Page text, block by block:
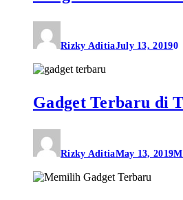
Rizky AditiaJuly 13, 20190
Gadget Terbaru di
Rizky AditiaMay 13, 2019